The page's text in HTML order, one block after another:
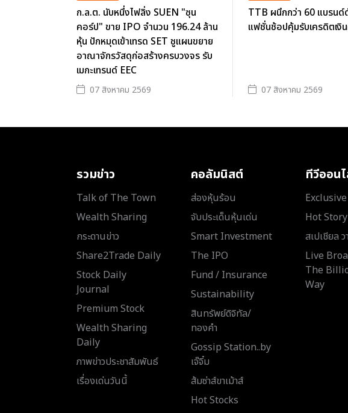
ก.ล.ต. นับหนึ่งไฟลิ่ง SUEN "ซุน
คอร์ป" ขาย IPO จำนวน 196.24 ล้าน
หุ้น ปักหมุดเข้าเทรด SET ชูแผนขยาย
อาณาจักรวัสดุก่อสร้างครบวงจร รับ
เมกะเทรนด์ EEC
07 สิงหาคม 2569
TTB ผนึกกว่า 60 แบรนด์
แฟชั่นช้อปคุ้มรับเครดิตเงิ
07 สิงหาคม 2569
รวมข่าว
Talk of The Town
Wealth Sharing
กระดานข่าว
Share2Trade Daily
Stock Daily
Journal
Premium Stock
Wealth Sharing
Daily
ภาพข่าวประชาสัมพันธ์
เรื่องเด่นวันนี้
คอลัมนิสต์
ส่องหุ้นร้อน
จับประเด็นหุ้นเด่น
Smart Investment
The IPO
Fund / Insurance
Sustainability
สินทรัพย์ดิจิทัล/
ทองคำ
Gossip Station..by
เจ๊จิ๋ม
ส้มซ่าส์ขาเม้าส์
Hot Stocks
ทีวีออน
Hot Story
สเปเชียล ว
Live
The
Way